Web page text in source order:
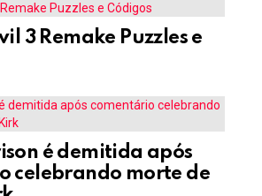
3 Remake Puzzles e
é demitida após
celebrando morte de